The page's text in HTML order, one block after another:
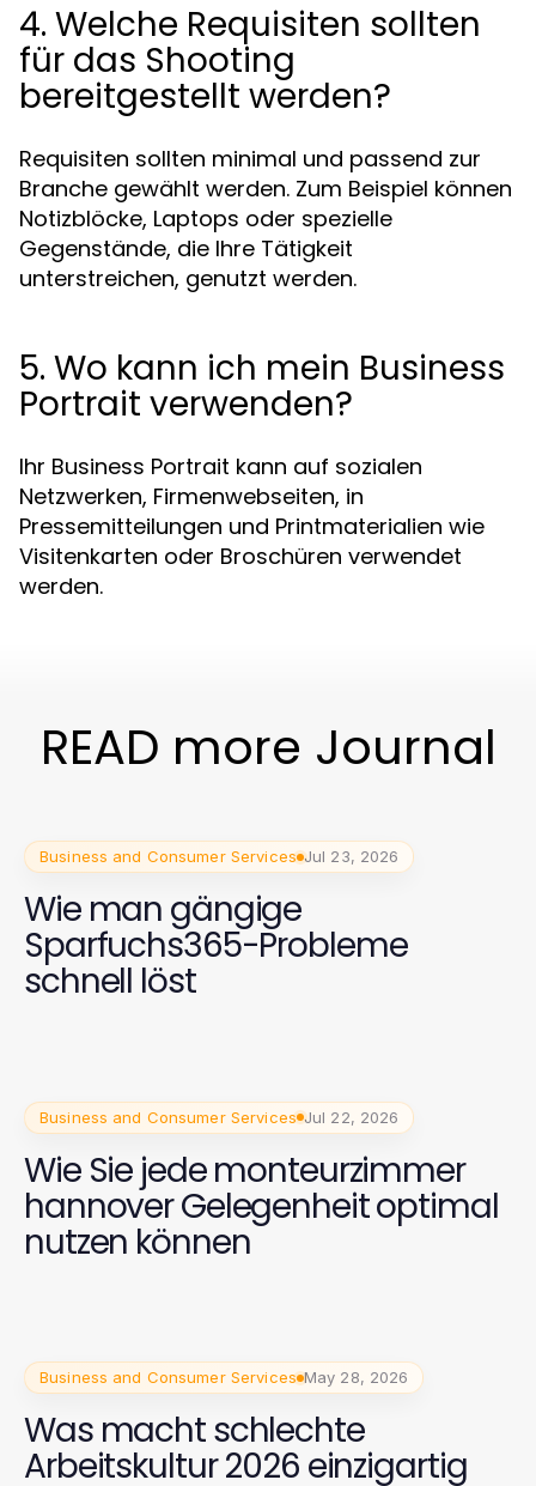
4. Welche Requisiten sollten
für das Shooting
bereitgestellt werden?
Requisiten sollten minimal und passend zur
Branche gewählt werden. Zum Beispiel können
Notizblöcke, Laptops oder spezielle
Gegenstände, die Ihre Tätigkeit
unterstreichen, genutzt werden.
5. Wo kann ich mein Business
Portrait verwenden?
Ihr Business Portrait kann auf sozialen
Netzwerken, Firmenwebseiten, in
Pressemitteilungen und Printmaterialien wie
Visitenkarten oder Broschüren verwendet
werden.
READ more Journal
Business and Consumer Services Jul 23, 2026
Wie man gängige
Sparfuchs365-Probleme
schnell löst
Business and Consumer Services Jul 22, 2026
Wie Sie jede monteurzimmer
hannover Gelegenheit optimal
nutzen können
Business and Consumer Services May 28, 2026
Was macht schlechte
Arbeitskultur 2026 einzigartig